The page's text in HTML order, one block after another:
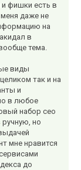
и фишки есть в
даже не
на
в
тема.
виды
так и на
и
в любое
набор сео
ручную, но
мне нравится
до